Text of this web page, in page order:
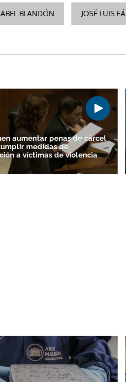
BLANDÓN JOSÉ LUIS
aumentar penas de cárcel
medidas de
a víctimas de violencia